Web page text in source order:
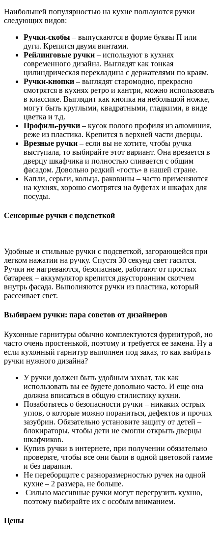
Наибольшей популярностью на кухне пользуются ручки
следующих видов:
Ручки-скобы – выпускаются в форме буквы П или
дуги. Крепятся двумя винтами.
Рейлинговые ручки – используют в кухнях
современного дизайна. Выглядят как тонкая
цилиндрическая перекладина с держателями по краям.
Ручки-кнопки – выглядят старомодно, прекрасно
смотрятся в кухнях ретро и кантри, можно использовать
в классике. Выглядит как кнопка на небольшой ножке,
могут быть круглыми, квадратными, гладкими, в виде
цветка и т.д.
Профиль-ручки – кусок полого профиля из алюминия,
реже из пластика. Крепится в верхней части дверцы.
Врезные ручки – если вы не хотите, чтобы ручка
выступала, то выбирайте этот вариант. Она врезается в
дверцу шкафчика и полностью сливается с общим
фасадом. Довольно редкий «гость» в нашей стране.
Капли, серьги, кольца, раковины – часто применяются
на кухнях, хорошо смотрятся на буфетах и шкафах для
посуды.
Сенсорные ручки с подсветкой
Удобные и стильные ручки с подсветкой, загорающейся при
легком нажатии на ручку. Спустя 30 секунд свет гасится.
Ручки не нагреваются, безопасные, работают от простых
батареек – аккумулятор крепится двусторонним скотчем
внутрь фасада. Выполняются ручки из пластика, который
рассеивает свет.
Выбираем ручки: пара советов от дизайнеров
Кухонные гарнитуры обычно комплектуются фурнитурой, но
часто очень простенькой, поэтому и требуется ее замена. Ну а
если кухонный гарнитур выполнен под заказ, то как выбрать
ручки нужного дизайна?
У ручки должен быть удобным захват, так как
использовать вы ее будете довольно часто. И еще она
должна вписаться в общую стилистику кухни.
Позаботьтесь о безопасности ручки – никаких острых
углов, о которые можно пораниться, дефектов и прочих
зазубрин. Обязательно установите защиту от детей –
блокираторы, чтобы дети не смогли открыть дверцы
шкафчиков.
Купив ручки в интернете, при получении обязательно
проверьте, чтобы все они были в одной цветовой гамме
и без царапин.
Не переборщите с разноразмерностью ручек на одной
кухне – 2 размера, не больше.
Сильно массивные ручки могут перегрузить кухню,
поэтому выбирайте их с особым вниманием.
Цены